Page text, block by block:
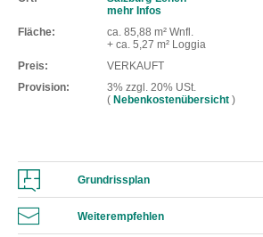
mehr Infos
Fläche
ca. 85,88 m² Wnfl.
+ ca. 5,27 m² Loggia
Preis
VERKAUFT
Provision
3% zzgl. 20% USt.
( Nebenkostenübersicht )
Grundrissplan
Weiterempfehlen